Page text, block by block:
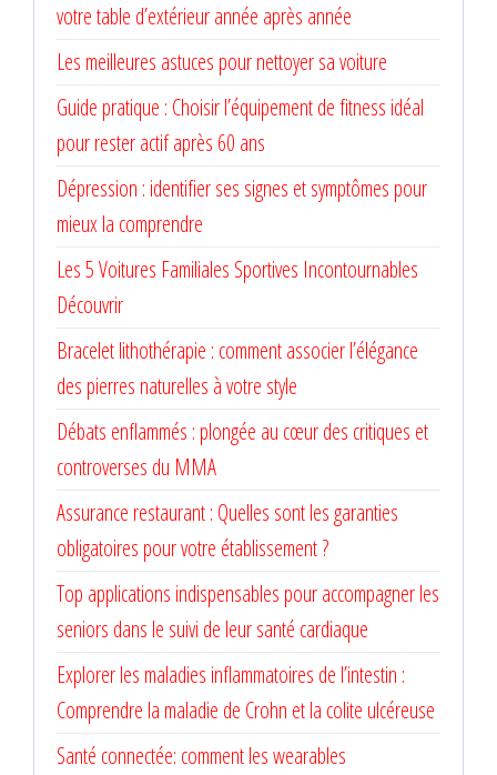
votre table d’extérieur année après année
Les meilleures astuces pour nettoyer sa voiture
Guide pratique : Choisir l’équipement de fitness idéal
pour rester actif après 60 ans
Dépression : identifier ses signes et symptômes pour
mieux la comprendre
Les 5 Voitures Familiales Sportives Incontournables
Découvrir
Bracelet lithothérapie : comment associer l’élégance
des pierres naturelles à votre style
Débats enflammés : plongée au cœur des critiques et
controverses du MMA
Assurance restaurant : Quelles sont les garanties
obligatoires pour votre établissement ?
Top applications indispensables pour accompagner les
seniors dans le suivi de leur santé cardiaque
Explorer les maladies inflammatoires de l’intestin :
Comprendre la maladie de Crohn et la colite ulcéreuse
Santé connectée: comment les wearables